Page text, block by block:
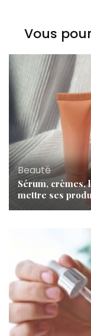
Vous
Beauté
Sérum,
mettre ses